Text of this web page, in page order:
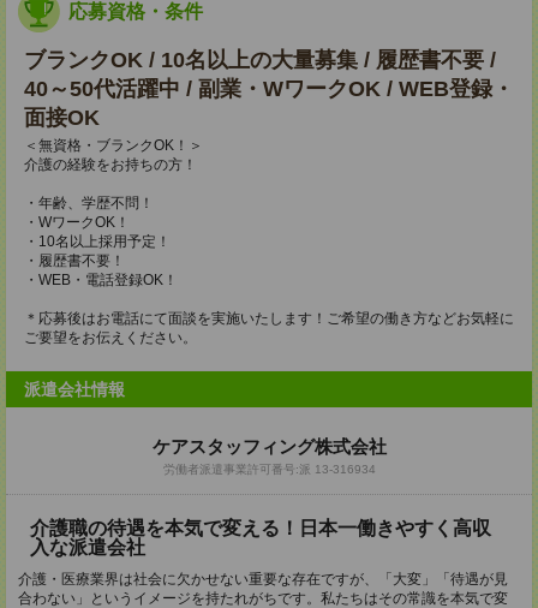
応募資格・条件
ブランクOK / 10名以上の大量募集 / 履歴書不要 /
40～50代活躍中 / 副業・WワークOK / WEB登録・
面接OK
＜無資格・ブランクOK！＞
介護の経験をお持ちの方！
・年齢、学歴不問！
・WワークOK！
・10名以上採用予定！
・履歴書不要！
・WEB・電話登録OK！
＊応募後はお電話にて面談を実施いたします！ご希望の働き方などお気軽に
ご要望をお伝えください。
派遣会社情報
ケアスタッフィング株式会社
労働者派遣事業許可番号:派 13-316934
介護職の待遇を本気で変える！日本一働きやすく高収
入な派遣会社
介護・医療業界は社会に欠かせない重要な存在ですが、「大変」「待遇が見
合わない」というイメージを持たれがちです。私たちはその常識を本気で変